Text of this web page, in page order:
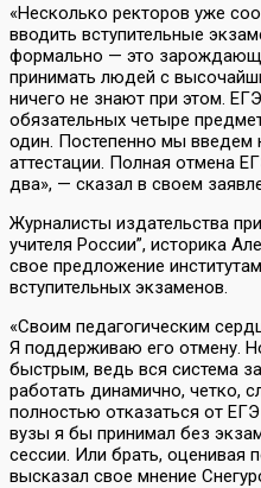
«Несколько ректоров уже
вводить вступительные
формально — это
принимать людей с
ничего не знают при этом.
обязательных четыре
один. Постепенно мы введем
аттестации. Полная отмена
два», — сказал в своем
Журналисты издательства
учителя России”, историка
свое предложение
вступительных экзаменов.
«Своим педагогическим
Я поддерживаю его отмену.
быстрым, ведь вся система
работать динамично, четко,
полностью отказаться от
вузы я бы принимал без
сессии. Или брать, оценивая
высказал свое мнение